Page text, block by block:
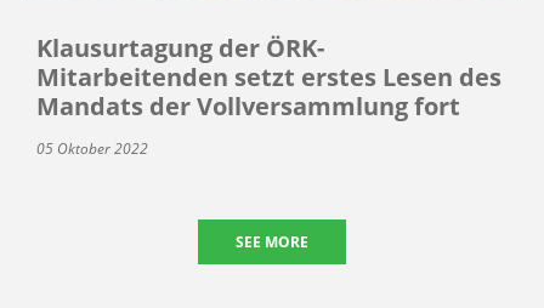
Klausurtagung der ÖRK-
Mitarbeitenden setzt erstes Lesen des
Mandats der Vollversammlung fort
05 Oktober 2022
SEE MORE